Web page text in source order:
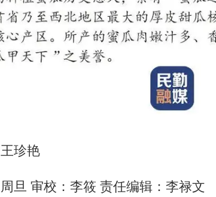
珍艳
旦 审校：李筱 责任编辑：李禄文